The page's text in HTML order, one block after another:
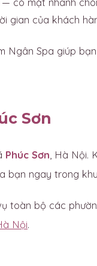
gian của khách
Ngân Spa giúp
Sơn
Phúc Sơn , Hà
bạn ngay trong
toàn bộ các
Nội.